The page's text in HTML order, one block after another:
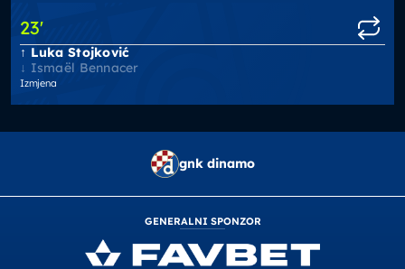
23'
Luka Stojković
Ismaël Bennacer
Izmjena
gnk dinamo
GENERALNI SPONZOR